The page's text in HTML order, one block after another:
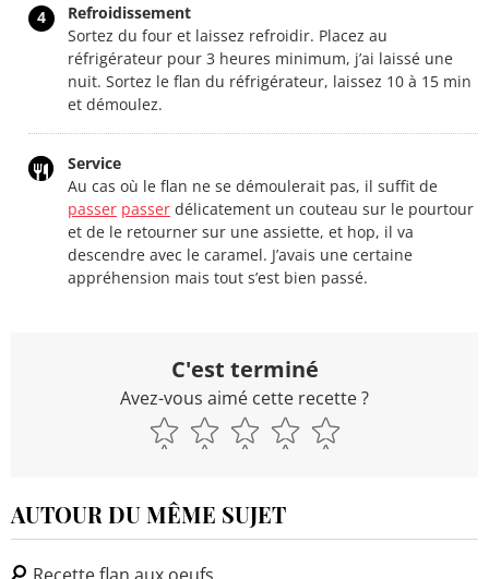
4
Refroidissement
Sortez du four et laissez refroidir. Placez au
réfrigérateur pour 3 heures minimum, j’ai laissé une
nuit. Sortez le flan du réfrigérateur, laissez 10 à 15 min
et démoulez.
Service
Au cas où le flan ne se démoulerait pas, il suffit de
passer passer délicatement un couteau sur le pourtour
et de le retourner sur une assiette, et hop, il va
descendre avec le caramel. J’avais une certaine
appréhension mais tout s’est bien passé.
C'est terminé
Avez-vous aimé cette recette ?
AUTOUR DU MÊME SUJET